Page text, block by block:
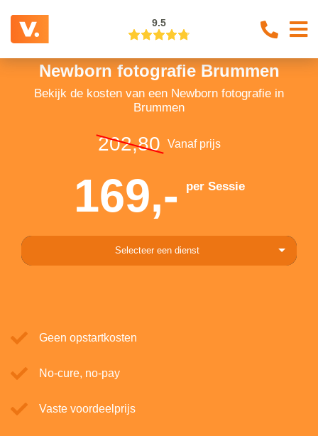
9.5
Newborn fotografie Brummen
Bekijk de kosten van een Newborn fotografie in
Brummen
202,80 Vanaf prijs
169,- per Sessie
Selecteer een dienst
Geen opstartkosten
No-cure, no-pay
Vaste voordeelprijs